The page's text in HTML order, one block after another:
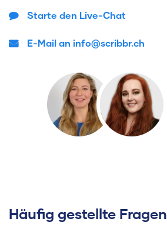
Starte den Live-Chat
E-Mail an info@scribbr.ch
Häufig gestellte Fragen